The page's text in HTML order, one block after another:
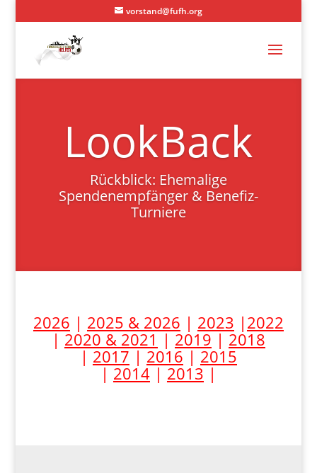
vorstand@fufh.org
LookBack
Rückblick: Ehemalige
Spendenempfänger & Benefiz-
Turniere
2026 | 2025 & 2026 | 2023 | 2022
| 2020 & 2021 | 2019 | 2018
| 2017 | 2016 | 2015
| 2014| 2013 |